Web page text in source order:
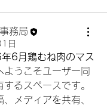
務局
日
6月鶏むね肉のマス
ようこそユーザー同
るスペースです。
メディアを共有、